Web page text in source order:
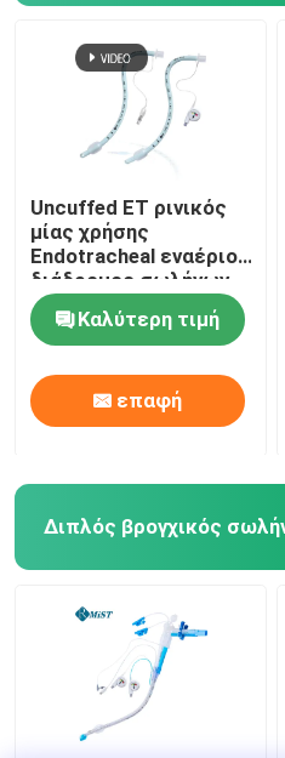
Uncuffed ET ρινικός
μίας χρήσης
Endotracheal εναέριος
διάδρομος σωλήνων
για το χειρουργικό
cOemΚαλύτερη τιμή
επαφή